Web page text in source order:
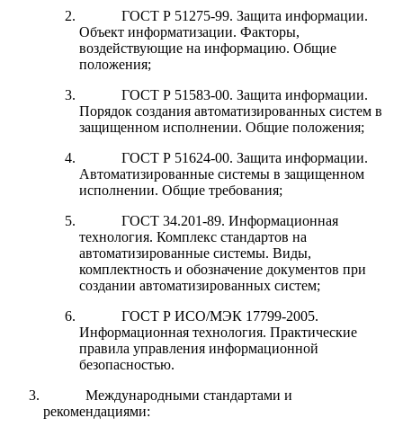
ГОСТ Р 51275-99. Защита информации.
Объект информатизации. Факторы,
воздействующие на информацию. Общие
положения;
ГОСТ Р 51583-00. Защита информации.
Порядок создания автоматизированных систем в
защищенном исполнении. Общие положения;
ГОСТ Р 51624-00. Защита информации.
Автоматизированные системы в защищенном
исполнении. Общие требования;
ГОСТ 34.201-89. Информационная
технология. Комплекс стандартов на
автоматизированные системы. Виды,
комплектность и обозначение документов при
создании автоматизированных систем;
ГОСТ Р ИСО/МЭК 17799-2005.
Информационная технология. Практические
правила управления информационной
безопасностью.
Международными стандартами и
рекомендациями: